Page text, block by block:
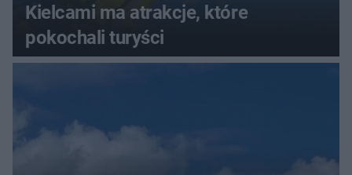
Kielcami ma atrakcje, które
pokochali turyści